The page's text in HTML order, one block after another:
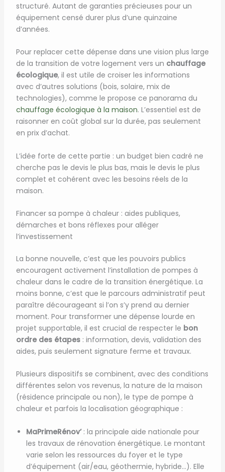
structuré. Autant de garanties précieuses pour un
équipement censé durer plus d’une quinzaine
d’années.
Pour replacer cette dépense dans une vision plus large
de la transition de votre logement vers un chauffage
écologique, il est utile de croiser les informations
avec d’autres solutions (bois, solaire, mix de
technologies), comme le propose ce panorama du
chauffage écologique à la maison. L’essentiel est de
raisonner en coût global sur la durée, pas seulement
en prix d’achat.
L’idée forte de cette partie : un budget bien cadré ne
cherche pas le devis le plus bas, mais le devis le plus
complet et cohérent avec les besoins réels de la
maison.
Financer sa pompe à chaleur : aides publiques,
démarches et bons réflexes pour alléger
l’investissement
La bonne nouvelle, c’est que les pouvoirs publics
encouragent activement l’installation de pompes à
chaleur dans le cadre de la transition énergétique. La
moins bonne, c’est que le parcours administratif peut
paraître décourageant si l’on s’y prend au dernier
moment. Pour transformer une dépense lourde en
projet supportable, il est crucial de respecter le bon
ordre des étapes: information, devis, validation des
aides, puis seulement signature ferme et travaux.
Plusieurs dispositifs se combinent, avec des conditions
différentes selon vos revenus, la nature de la maison
(résidence principale ou non), le type de pompe à
chaleur et parfois la localisation géographique :
MaPrimeRénov’: la principale aide nationale pour
les travaux de rénovation énergétique. Le montant
varie selon les ressources du foyer et le type
d’équipement (air/eau, géothermie, hybride…). Elle